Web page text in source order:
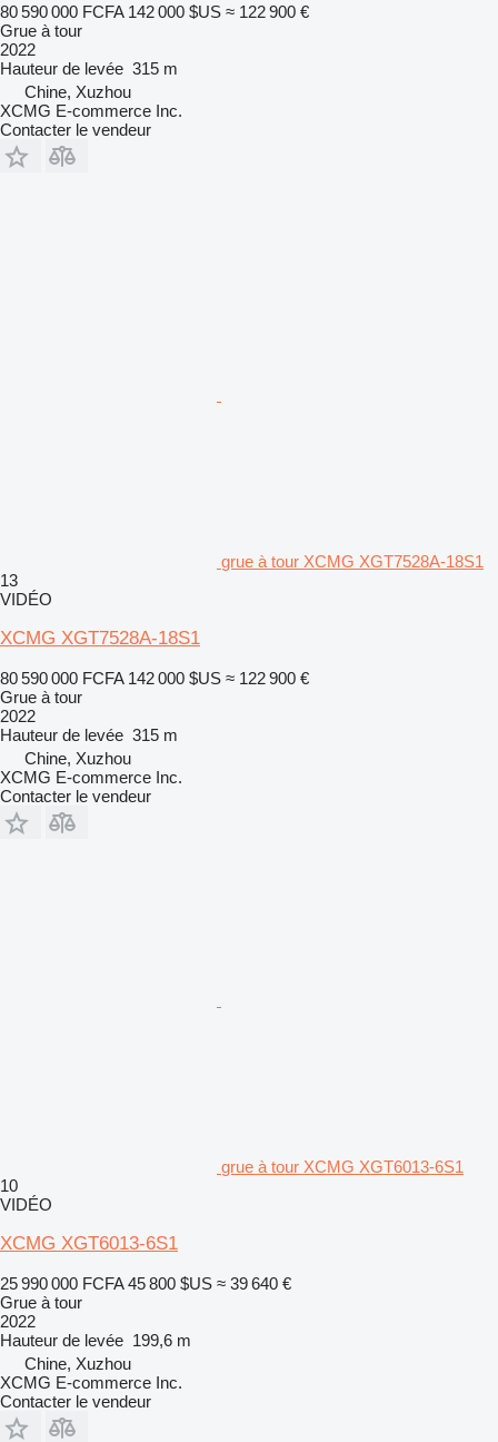
80 590 000 FCFA 142 000 $US ≈ 122 900 €
Grue à tour
2022
Hauteur de levée 315 m
Chine, Xuzhou
XCMG E-commerce Inc.
Contacter le vendeur
grue à tour XCMG XGT7528A-18S1
13
VIDÉO
XCMG XGT7528A-18S1
80 590 000 FCFA 142 000 $US ≈ 122 900 €
Grue à tour
2022
Hauteur de levée 315 m
Chine, Xuzhou
XCMG E-commerce Inc.
Contacter le vendeur
grue à tour XCMG XGT6013-6S1
10
VIDÉO
XCMG XGT6013-6S1
25 990 000 FCFA 45 800 $US ≈ 39 640 €
Grue à tour
2022
Hauteur de levée 199,6 m
Chine, Xuzhou
XCMG E-commerce Inc.
Contacter le vendeur